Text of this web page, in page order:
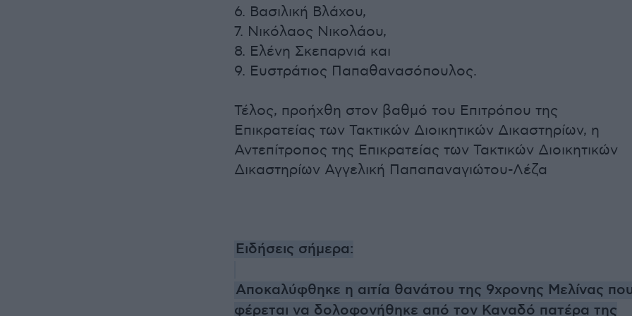
6. Βασιλική Βλάχου,
7. Νικόλαος Νικολάου,
8. Ελένη Σκεπαρνιά και
9. Ευστράτιος Παπαθανασόπουλος.
Τέλος, προήχθη στον βαθμό του Επιτρόπου της
Επικρατείας των Τακτικών Διοικητικών Δικαστηρίων, η
Αντεπίτροπος της Επικρατείας των Τακτικών Διοικητικών
Δικαστηρίων Αγγελική Παπαπαναγιώτου-Λέζα
Ειδήσεις σήμερα:
Αποκαλύφθηκε η αιτία θανάτου της 9χρονης Μελίνας
φέρεται να δολοφονήθηκε από τον Καναδό πατέρα της